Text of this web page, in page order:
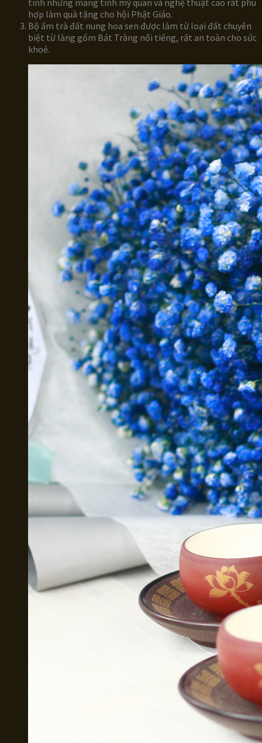
tính nhưng mang tính mỹ quan và nghệ thuật cao rất phù
hợp làm quà tặng cho hội Phật Giáo.
Bộ ấm trà đất nung hoa sen được làm từ loại đất chuyên
biệt từ làng gốm Bát Tràng nổi tiếng, rất an toàn cho sức
khoẻ.